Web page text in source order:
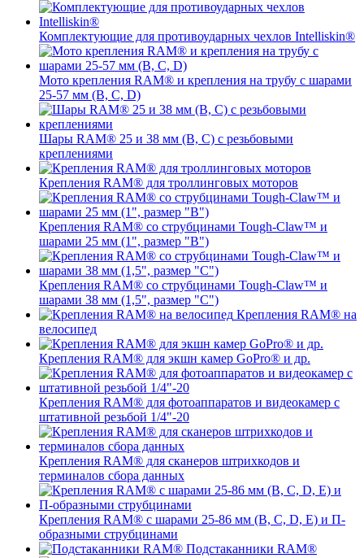
Комплектующие для противоударных чехлов Intelliskin®
Мото крепления RAM® и крепления на трубу с шарами
25-57 мм (B, C, D)
Шары RAM® 25 и 38 мм (B, C) с резьбовыми
креплениями
Крепления RAM® для троллинговых моторов
Крепления RAM® со струбцинами Tough-Claw™ и
шарами 25 мм (1", размер "B")
Крепления RAM® со струбцинами Tough-Claw™ и
шарами 38 мм (1,5", размер "C")
Крепления RAM® на
велосипед
Крепления RAM® для экшн камер GoPro® и др.
Крепления RAM® для фотоаппаратов и видеокамер с
штативной резьбой 1/4"-20
Крепления RAM® для сканеров штрихкодов и
терминалов сбора данных
Крепления RAM® с шарами 25-86 мм (B, C, D, E) и П-
образными струбцинами
Подстаканники RAM®